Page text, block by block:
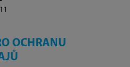
OCHRANU